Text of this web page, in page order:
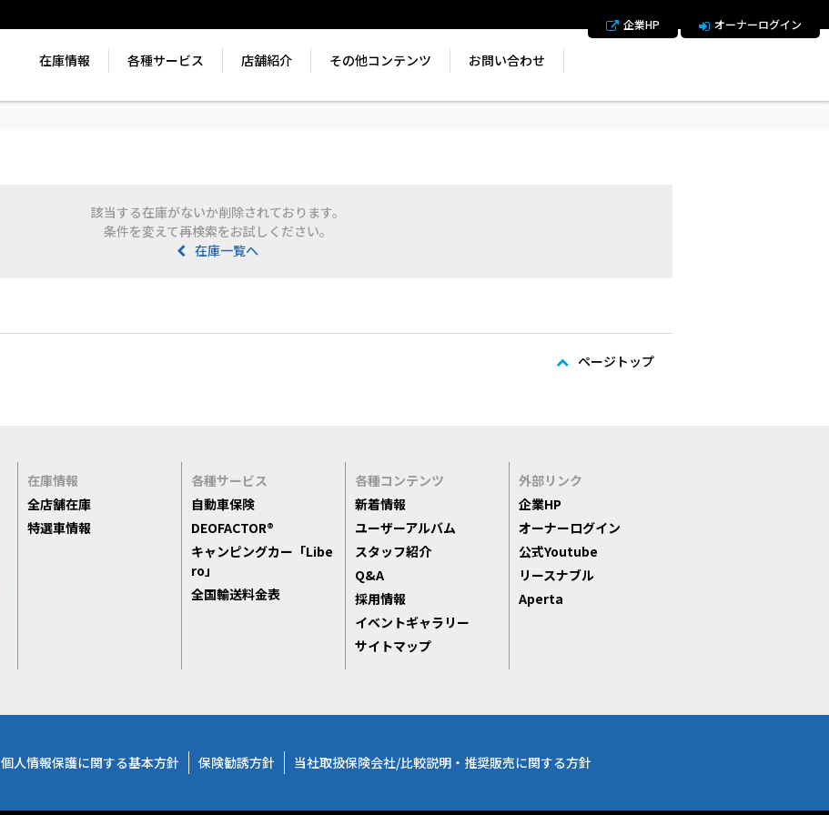
企業HP オーナーログイン
在庫情報 各種サービス 店舗紹介 その他コンテンツ お問い合わせ
該当する在庫がないか削除されております。
条件を変えて再検索をお試しください。
在庫一覧へ
ページトップ
在庫情報
全店舗在庫
特選車情報
各種サービス
自動車保険
DEOFACTOR®
キャンピングカー「Libe
ro」
全国輸送料金表
各種コンテンツ
新着情報
ユーザーアルバム
スタッフ紹介
Q&A
採用情報
イベントギャラリー
サイトマップ
外部リンク
企業HP
オーナーログイン
公式Youtube
リースナブル
Aperta
個人情報保護に関する基本方針 保険勧誘方針 当社取扱保険会社/比較説明・推奨販売に関する方針